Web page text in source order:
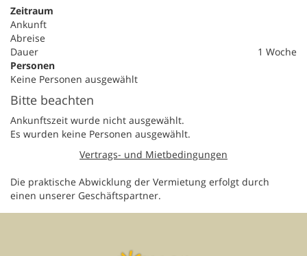
Zeitraum
Ankunft
Abreise
Dauer
1 Woche
Personen
Keine Personen ausgewählt
Bitte beachten
Ankunftszeit wurde nicht ausgewählt.
Es wurden keine Personen ausgewählt.
Vertrags- und Mietbedingungen
Die praktische Abwicklung der Vermietung erfolgt durch
einen unserer Geschäftspartner.